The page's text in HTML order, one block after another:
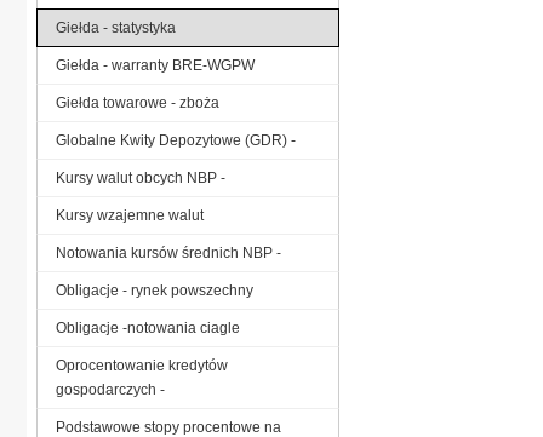
Giełda - statystyka
Giełda - warranty BRE-WGPW
Giełda towarowe - zboża
Globalne Kwity Depozytowe (GDR) -
Kursy walut obcych NBP -
Kursy wzajemne walut
Notowania kursów średnich NBP -
Obligacje - rynek powszechny
Obligacje -notowania ciagle
Oprocentowanie kredytów
gospodarczych -
Podstawowe stopy procentowe na